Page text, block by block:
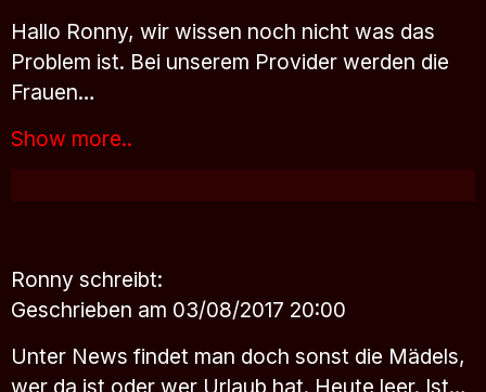
Hallo Ronny, wir wissen noch nicht was das
Problem ist. Bei unserem Provider werden die
Frauen…
Show more..
Ronny schreibt:
Geschrieben am 03/08/2017 20:00
Unter News findet man doch sonst die Mädels,
wer da ist oder wer Urlaub hat. Heute leer. Ist…